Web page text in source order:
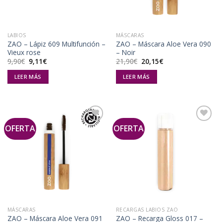
LABIOS
ZAO – Lápiz 609 Multifunción –
Vieux rose
9,90€ El
precio
original
era:
9,90€.
9,11€El
precio
9,11€.
LEER MÁS
MÁSCARAS
ZAO – Máscara Aloe Vera 090
– Noir
21,90€ El
precio
original
era:
21,90€.
20,15€El
precio
LEER MÁS
OFERTA
MÁSCARAS
ZAO – Máscara Aloe Vera 091
OFERTA
RECARGAS LABIOS ZAO
ZAO – Recarga Gloss 017 –